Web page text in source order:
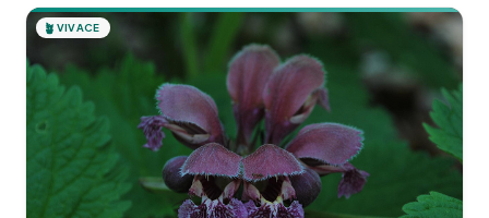
🪴 VIVACE